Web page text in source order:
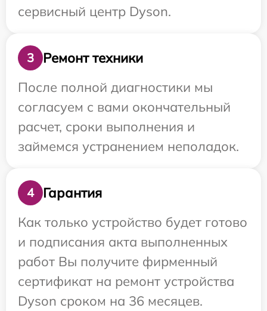
сервисный центр Dyson.
3
Ремонт техники
После полной диагностики мы
согласуем с вами окончательный
расчет, сроки выполнения и
займемся устранением неполадок.
4
Гарантия
Как только устройство будет готово
и подписания акта выполненных
работ Вы получите фирменный
сертификат на ремонт устройства
Dyson сроком на 36 месяцев.